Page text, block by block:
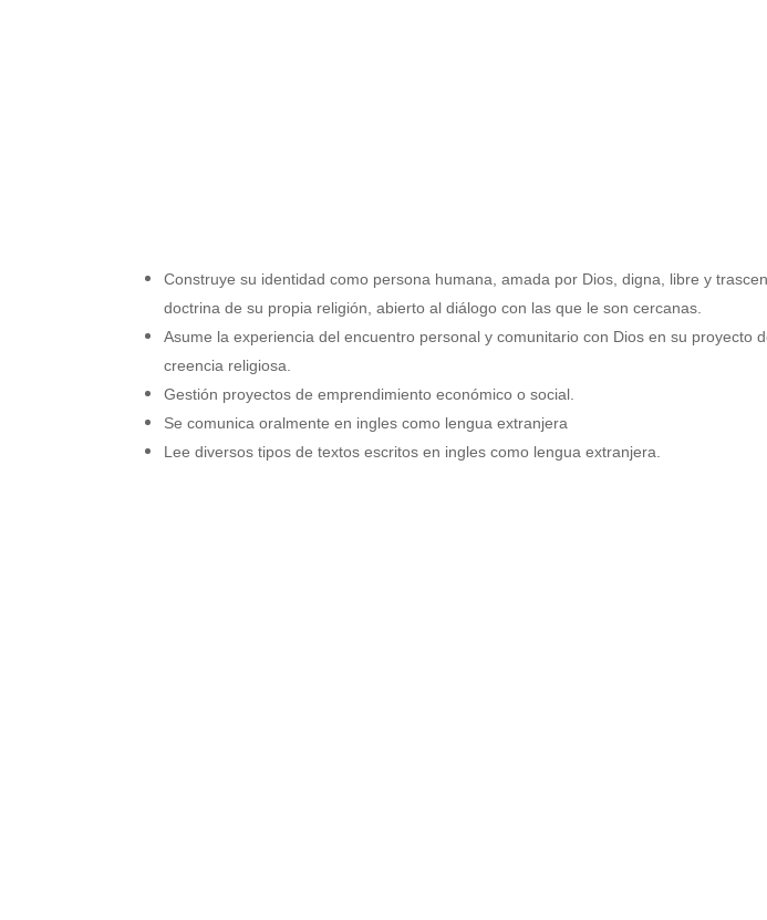
Construye su identidad como persona humana, amada por Dios, digna, libre y
doctrina de su propia religión, abierto al diálogo con las que le son cercanas.
Asume la experiencia del encuentro personal y comunitario con Dios en su proyecto
creencia religiosa.
Gestión proyectos de emprendimiento económico o social.
Se comunica oralmente en ingles como lengua extranjera
Lee diversos tipos de textos escritos en ingles como lengua extranjera.